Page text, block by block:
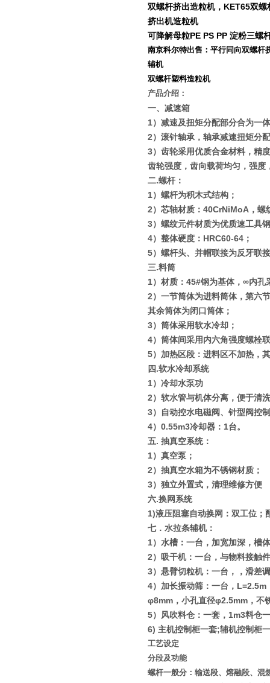
双螺杆挤出造粒机，KET65双
挤出机造粒机
可降解母粒PE PS PP 淀粉三螺
南京科尔特出售：平行同向双螺杆
辅机
双螺杆塑料造粒机
产品介绍：
一、减速箱
1）减速及扭矩分配部分合为一
2）滚针轴承，轴承减速扭矩分
3）齿轮采用优质合金材料，精
齿轮强度，齿向载荷均匀，强度
二.螺杆：
1）螺杆为积木式结构；
2）芯轴材质： 40CrNiMoA ，
3）螺纹元件材质为优质速工具钢
4）整体硬度： HRC60-64 ；
5）螺杆头、并帽联接为反牙联
三.料筒
1）材质： 45#钢为基体， ∞内孔
2）一节筒体为进料筒体，第六
其余筒体为闭口筒体；
3）筒体采用软水冷却；
4）筒体间采用内六角强度螺栓
5）加热区段：进料区不加热，
四.软水冷却系统
1）冷却水泵功
2）软水管与机体分离，便于清
3）自动控水电磁阀、针型阀控
4） 0.55m3冷却器： 1台。
五. 抽真空系统：
1）真空泵；
2）抽真空水箱为不锈钢材质；
3）独立外置式，清理维修方便
六.换网系统
1)液压阻塞自动换网：双工位；
七．水拉条辅机：
1）水槽：一台，加宽加深，槽
2）吸干机：一台，与物料接触
3）悬臂切粒机：一台，，滑差
4）加长振动筛：一台， L=2.5m
φ8mm ，小孔直径φ2.5mm ，不
5）风吹料仓：一套， 1m3料仓
6) 主机控制柜一套;辅机控制柜
工艺设定
分段及功能
螺杆一般分：输送段、熔融段、混